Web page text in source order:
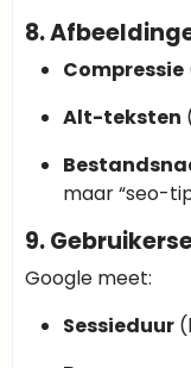
8.
Compressie
Alt-teksten
maar “seo-
9.
Google meet:
Sessieduur